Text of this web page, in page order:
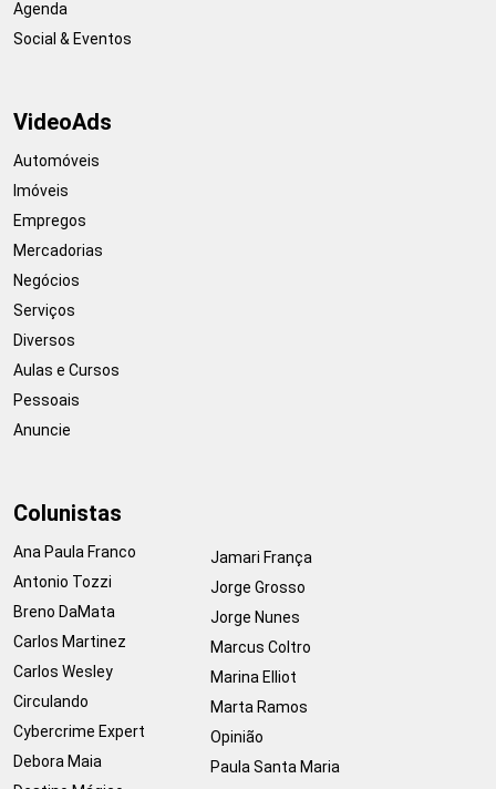
Agenda
Social & Eventos
VideoAds
Automóveis
Imóveis
Empregos
Mercadorias
Negócios
Serviços
Diversos
Aulas e Cursos
Pessoais
Anuncie
Colunistas
Ana Paula Franco
Antonio Tozzi
Breno DaMata
Carlos Martinez
Carlos Wesley
Circulando
Cybercrime Expert
Debora Maia
Jamari França
Jorge Grosso
Jorge Nunes
Marcus Coltro
Marina Elliot
Marta Ramos
Opinião
Paula Santa Maria